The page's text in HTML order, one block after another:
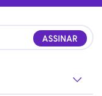
ASSINAR